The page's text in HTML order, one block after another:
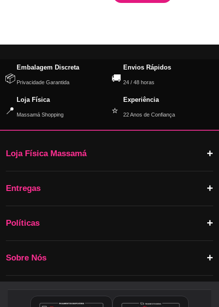
📦
Embalagem Discreta
Privacidade Garantida 🚚
Envios Rápidos
24 / 48 horas
📍
Loja Física
Massamá Shopping ⭐
Experiência
22 Anos de Confiança
Loja Física Massamá
Entregas
Políticas
Sobre Nós